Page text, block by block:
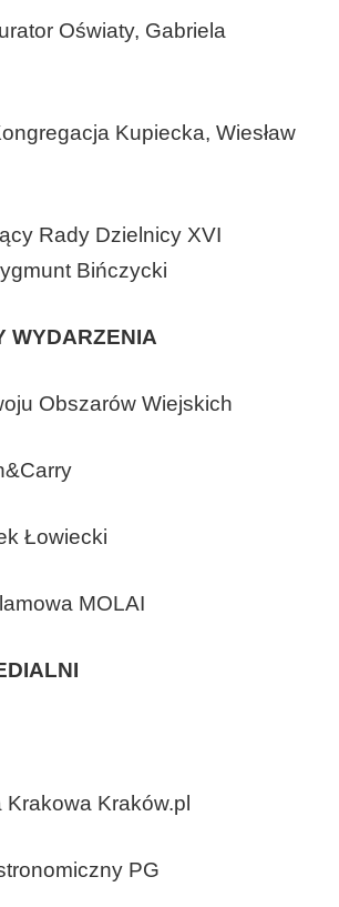
Oświaty, Gabriela
Kupiecka, Wiesław
Rady Dzielnicy XVI
Bińczycki
WYDARZENIA
Obszarów Wiejskich
Łowiecki
MOLAI
Krakowa Kraków.pl
PG